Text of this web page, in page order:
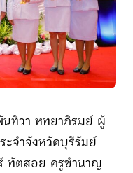
ะจำจังหวัดบุรีรัมย์
ทัตสอย ครูชำนาญ